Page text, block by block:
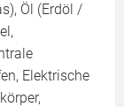
Öl (Erdöl /
Elektrische